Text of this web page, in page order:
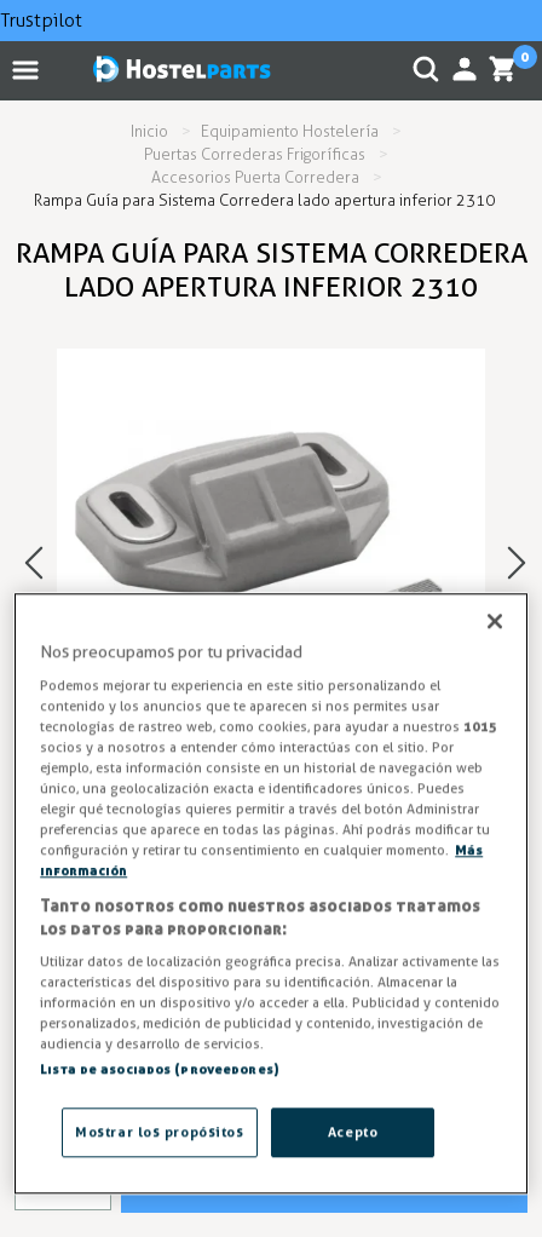
Trustpilot
0
Inicio
Equipamiento Hostelería
Puertas Correderas Frigoríficas
Accesorios Puerta Corredera
Rampa Guía para Sistema Corredera lado apertura inferior 2310
RAMPA GUÍA PARA SISTEMA CORREDERA
LADO APERTURA INFERIOR 2310
Rampa Apertura Sistema Corredera
Rampa para corredera 2310, guía lado apertura inferior,
modelo 2320-969.
Entrega en 24/48h
-3% AHORRA -0,41 €
13,82 €
IVA excl. 11,42€
AÑADIR A LA CESTA
Nos preocupamos por tu privacidad
Podemos mejorar tu experiencia en este sitio personalizando el
contenido y los anuncios que te aparecen si nos permites usar
tecnologías de rastreo web, como cookies, para ayudar a nuestros 1015
socios y a nosotros a entender cómo interactúas con el sitio. Por
ejemplo, esta información consiste en un historial de navegación web
único, una geolocalización exacta e identificadores únicos. Puedes
elegir qué tecnologías quieres permitir a través del botón Administrar
preferencias que aparece en todas las páginas. Ahí podrás modificar tu
configuración y retirar tu consentimiento en cualquier momento. Más
información
Tanto nosotros como nuestros asociados tratamos
los datos para proporcionar:
Utilizar datos de localización geográfica precisa. Analizar activamente las
características del dispositivo para su identificación. Almacenar la
información en un dispositivo y/o acceder a ella. Publicidad y contenido
personalizados, medición de publicidad y contenido, investigación de
audiencia y desarrollo de servicios.
Lista de asociados (proveedores)
Acepto
Mostrar los propósitos